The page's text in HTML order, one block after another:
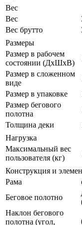
Вес
Вес
Вес брутто
Размеры
Размер в рабочем
состоянии (ДxШxВ)
Размер в сложенном
виде
Размер в упаковке
Размер бегового
полотна
Толщина деки
Нагрузка
Максимальный вес
пользователя (кг)
Конструкция и
Рама
Беговое полотно
Наклон бегового
полотна (угол,